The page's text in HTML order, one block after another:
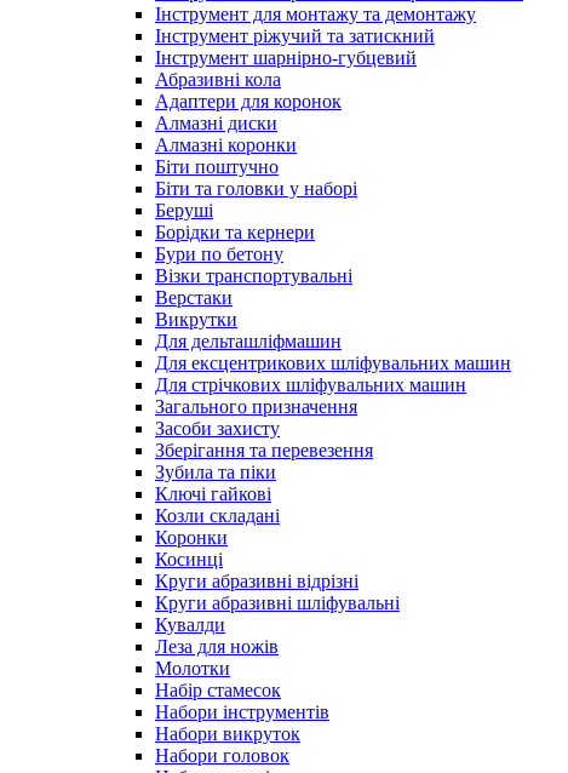
Інструмент для монтажу та демонтажу
Інструмент ріжучий та затискний
Інструмент шарнірно-губцевий
Абразивні кола
Адаптери для коронок
Алмазні диски
Алмазні коронки
Біти поштучно
Біти та головки у наборі
Беруші
Борідки та кернери
Бури по бетону
Візки транспортувальні
Верстаки
Викрутки
Для дельташліфмашин
Для ексцентрикових шліфувальних машин
Для стрічкових шліфувальних машин
Загального призначення
Засоби захисту
Зберігання та перевезення
Зубила та піки
Ключі гайкові
Козли складані
Коронки
Косинці
Круги абразивні відрізні
Круги абразивні шліфувальні
Кувалди
Леза для ножів
Молотки
Набір стамесок
Набори інструментів
Набори викруток
Набори головок